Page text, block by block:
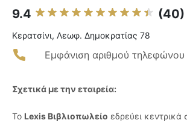
9.4 (40)
Κερατσίνι, Λεωφ. Δημοκρατίας 78
Εμφάνιση αριθμού τηλεφώνου
Σχετικά με την εταιρεία:
Το Lexis Βιβλιοπωλείο εδρεύει κεντρικά